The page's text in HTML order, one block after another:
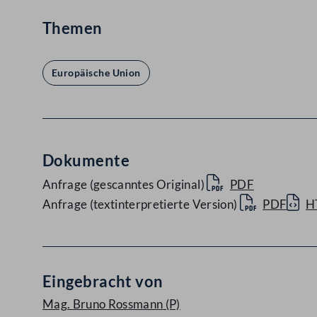
Themen
Europäische Union
Dokumente
Anfrage (gescanntes Original)
PDF
Anfrage (textinterpretierte Version)
PDF
Eingebracht von
Mag. Bruno Rossmann (P)